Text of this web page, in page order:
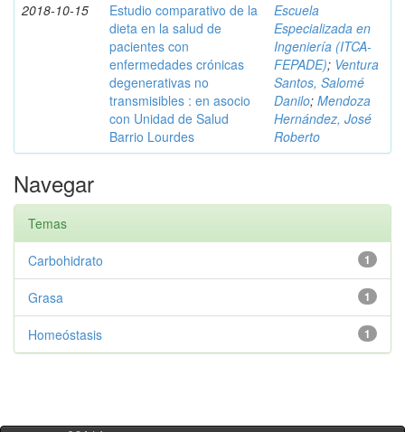
2018-10-15
Estudio comparativo de la
dieta en la salud de
pacientes con
enfermedades crónicas
degenerativas no
transmisibles : en asocio
con Unidad de Salud
Barrio Lourdes
Escuela
Especializada en
Ingeniería (ITCA-
FEPADE); Ventura
Santos, Salomé
Danilo; Mendoza
Hernández, José
Roberto
Navegar
Temas
1
Carbohidrato
1
Grasa
1
Homeóstasis